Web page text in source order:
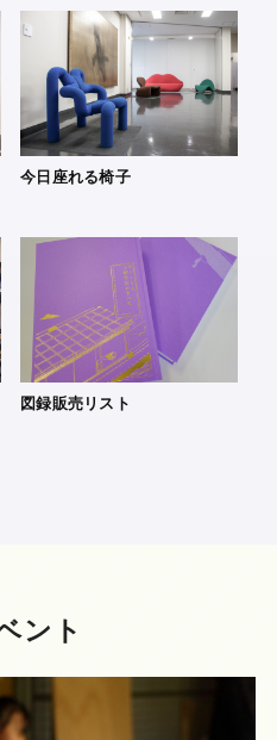
今日座れる椅子
図録販売リスト
ント